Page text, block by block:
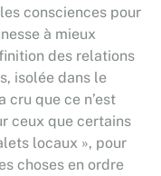
consciences pour
à mieux
des relations
isolée dans le
cru que ce n’est
ceux que certains
locaux », pour
choses en ordre